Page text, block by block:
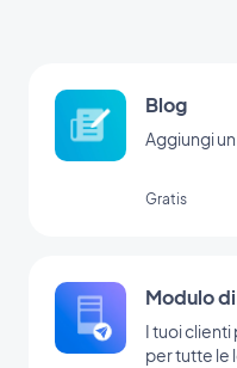
Blog
Aggiungi
Gratis
Modulo
I tuoi
per tutte le